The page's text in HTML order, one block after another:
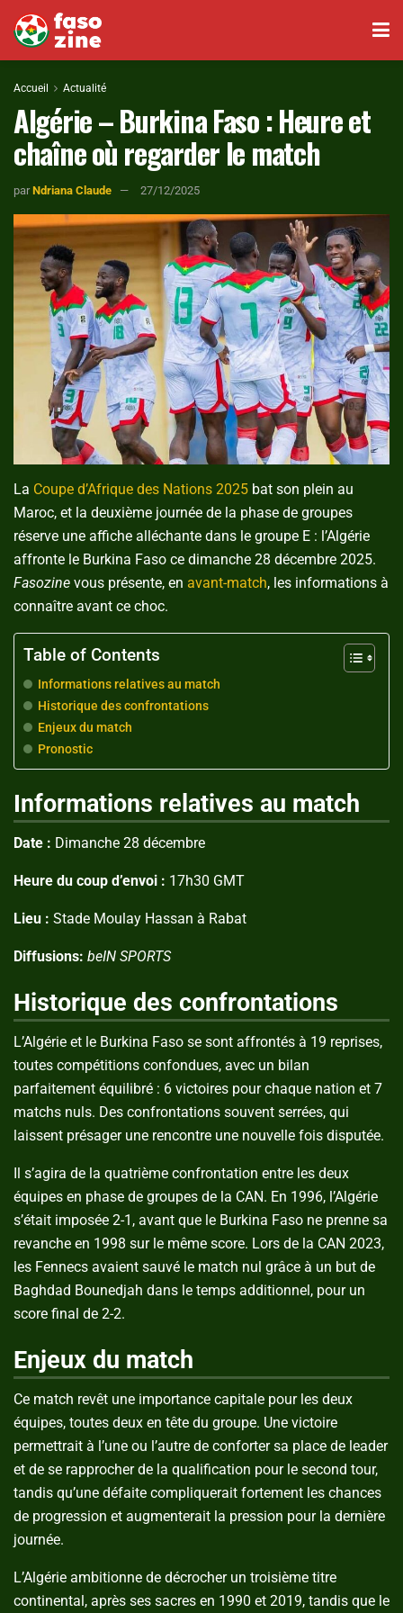
Accueil Actualité
Algérie – Burkina Faso : Heure et
chaîne où regarder le match
par Ndriana Claude 27/12/2025
La Coupe d’Afrique des Nations 2025 bat son plein au
Maroc, et la deuxième journée de la phase de groupes
réserve une affiche alléchante dans le groupe E : l’Algérie
affronte le Burkina Faso ce dimanche 28 décembre 2025.
Fasozine vous présente, en avant-match, les informations à
connaître avant ce choc.
Table of Contents
Informations relatives au match
Historique des confrontations
Enjeux du match
Pronostic
Informations relatives au match
Date : Dimanche 28 décembre
Heure du coup d’envoi : 17h30 GMT
Lieu : Stade Moulay Hassan à Rabat
Diffusions: beIN SPORTS
Historique des confrontations
L’Algérie et le Burkina Faso se sont affrontés à 19 reprises,
toutes compétitions confondues, avec un bilan
parfaitement équilibré : 6 victoires pour chaque nation et 7
matchs nuls. Des confrontations souvent serrées, qui
laissent présager une rencontre une nouvelle fois disputée.
Il s’agira de la quatrième confrontation entre les deux
équipes en phase de groupes de la CAN. En 1996, l’Algérie
s’était imposée 2-1, avant que le Burkina Faso ne prenne sa
revanche en 1998 sur le même score. Lors de la CAN 2023,
les Fennecs avaient sauvé le match nul grâce à un but de
Baghdad Bounedjah dans le temps additionnel, pour un
score final de 2-2.
Enjeux du match
Ce match revêt une importance capitale pour les deux
équipes, toutes deux en tête du groupe. Une victoire
permettrait à l’une ou l’autre de conforter sa place de leader
et de se rapprocher de la qualification pour le second tour,
tandis qu’une défaite compliquerait fortement les chances
de progression et augmenterait la pression pour la dernière
journée.
L’Algérie ambitionne de décrocher un troisième titre
continental, après ses sacres en 1990 et 2019, tandis que le